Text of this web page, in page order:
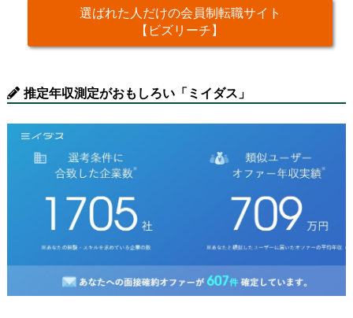
選ばれた人だけの会員制転職サイト
【ビズリーチ】
推定年収測定がおもしろい「ミイダス」